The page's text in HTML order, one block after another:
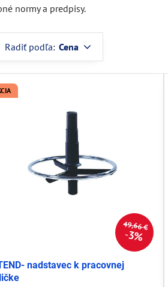
normy a predpisy.
Radiť podľa: Cena
49,66 €
3%
nadstavec k pracovnej